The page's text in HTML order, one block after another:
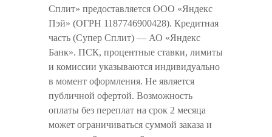
Сплит» предоставляется ООО «Яндекс
Пэй» (ОГРН 1187746900428). Кредитная
часть (Супер Сплит) — АО «Яндекс
Банк». ПСК, процентные ставки, лимиты
и комиссии указываются индивидуально
в момент оформления. Не является
публичной офертой. Возможность
оплаты без переплат на срок 2 месяца
может ограничиваться суммой заказа и